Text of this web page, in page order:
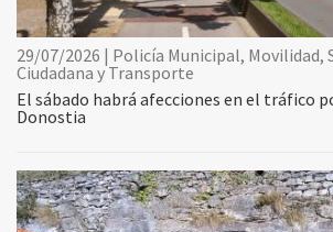
29/07/2026 | Policía Municipal, Movilidad,
Ciudadana y Transporte
El sábado habrá afecciones en el tráfico
Donostia